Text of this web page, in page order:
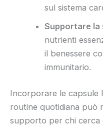
sul sistema
Supportare la
nutrienti
il benessere
immunitario.
Incorporare le capsule
routine quotidiana può
supporto per chi cerca